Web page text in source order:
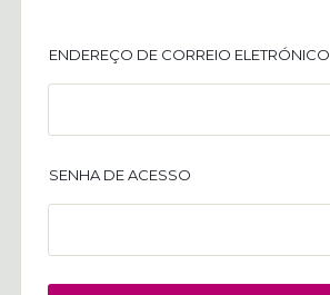
ENDEREÇO DE CORREIO ELETRÓNICO
SENHA DE ACESSO